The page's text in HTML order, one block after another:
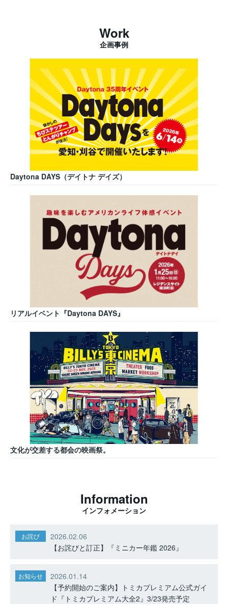
Work
企画事例
Daytona DAYS（デイトナ デイズ）
リアルイベント『Daytona DAYS』
文化が交差する都会の映画祭。
Information
インフォメーション
お詫び
2026.02.06
【お詫びと訂正】『ミニカー年鑑 2026』
お知らせ
2026.01.14
【予約開始のご案内】トミカプレミアム公式ガイ
ド『トミカプレミアム大全2』3/23発売予定